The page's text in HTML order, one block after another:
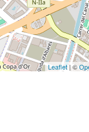
Leaflet| ©